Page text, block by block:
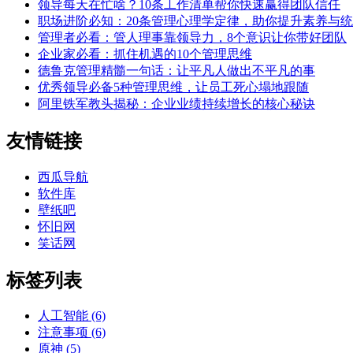
领导每天在忙啥？10条工作清单帮你快速赢得团队信任
职场进阶必知：20条管理心理学定律，助你提升素养与
管理者必看：管人理事靠领导力，8个意识让你带好团队
企业家必看：抓住机遇的10个管理思维
德鲁克管理精髓一句话：让平凡人做出不平凡的事
优秀领导必备5种管理思维，让员工死心塌地跟随
阿里铁军教头揭秘：企业业绩持续增长的核心秘诀
友情链接
西瓜导航
软件库
壁纸吧
怀旧网
笑话网
标签列表
人工智能 (6)
注意事项 (6)
原神 (5)